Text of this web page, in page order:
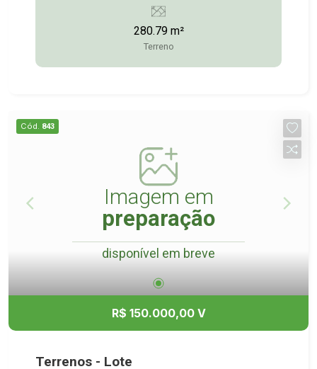
3372-2528 / (14) 99743-9789
280.79 m²
Terreno
Cód. 843
Imagem em
preparação
disponível em breve
R$ 150.000,00 V
Terrenos - Lote